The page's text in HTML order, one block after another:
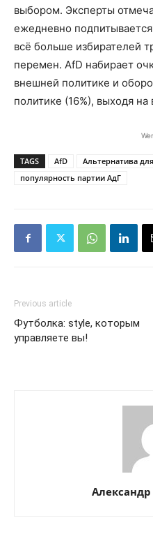
выбором. Эксперты
ежедневно
всё больше избирателей
перемен. AfD набирает
внешней политике и
политике (16%), выходя
TAGS AfD
Альтернатива
популярность партии АдГ
Previous article
Футболка: style, которым
управляете вы!